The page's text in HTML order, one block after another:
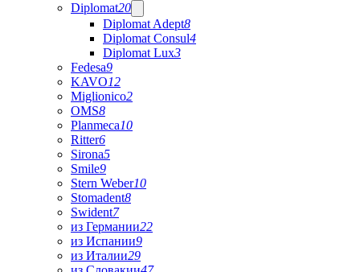
Diplomat20
Diplomat Adept8
Diplomat Consul4
Diplomat Lux3
Fedesa9
KAVO12
Miglionico2
OMS8
Planmeca10
Ritter6
Sirona5
Smile9
Stern Weber10
Stomadent8
Swident7
из Германии22
из Испании9
из Италии29